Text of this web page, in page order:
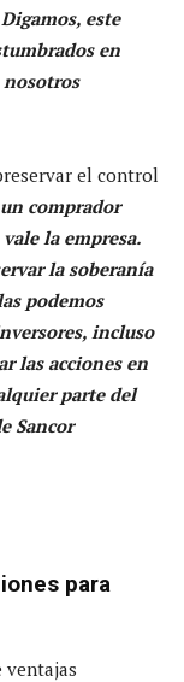
este
en
el control
comprador
la empresa.
la soberanía
podemos
incluso
las acciones en
parte del
Sancor
para
ventajas